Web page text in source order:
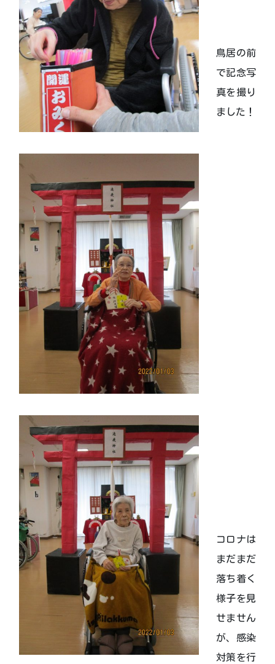
鳥居の前
で記念写
真を撮り
ました！
コロナは
まだまだ
落ち着く
様子を見
せません
が、感染
対策を行